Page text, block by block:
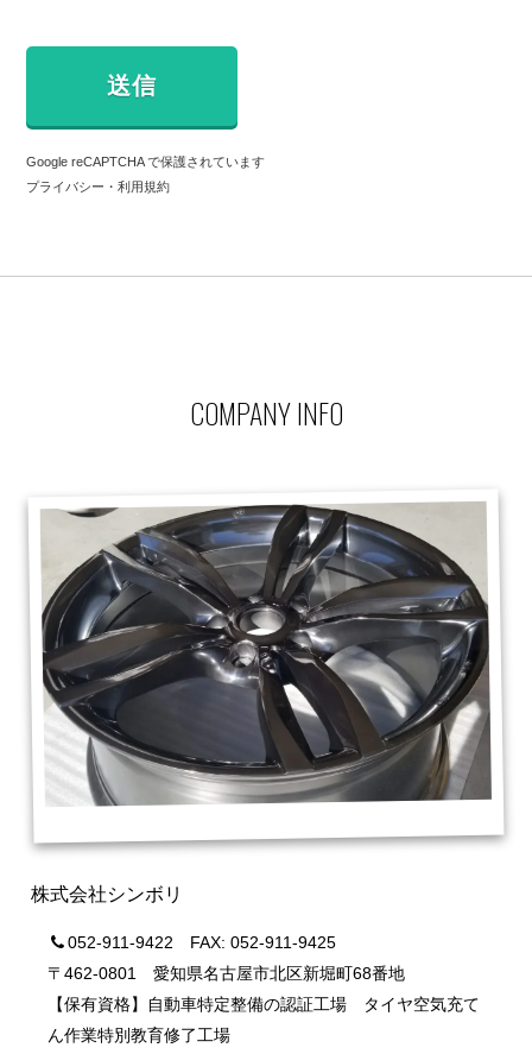
Google reCAPTCHA で保護されています
プライバシー ・ 利用規約
COMPANY INFO
株式会社シンボリ
052-911-9422 FAX: 052-911-9425
〒462-0801 愛知県名古屋市北区新堀町68番地
【保有資格】自動車特定整備の認証工場 タイヤ空気充て
ん作業特別教育修了工場